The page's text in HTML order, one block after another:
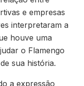
e empresas
interpretaram a
houve uma
o Flamengo
sua história.
a expressão